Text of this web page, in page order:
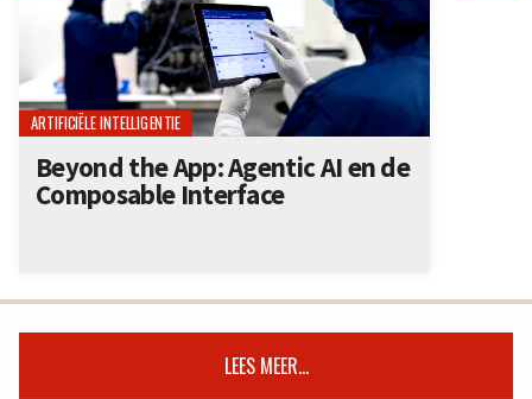
ARTIFICIËLE INTELLIGENTIE
Beyond the App: Agentic AI en de
Composable Interface
LEES MEER...